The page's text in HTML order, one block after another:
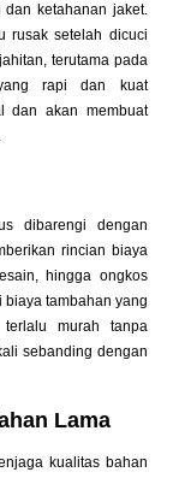
ketahanan jaket.
rusak setelah dicuci
terutama pada
rapi dan kuat
dan akan membuat
dibarengi dengan
rincian biaya
hingga ongkos
tambahan yang
murah tanpa
sebanding dengan
Lama
kualitas bahan